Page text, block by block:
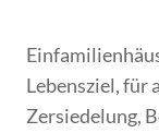
Lebensziel, für
Zersiedelung,